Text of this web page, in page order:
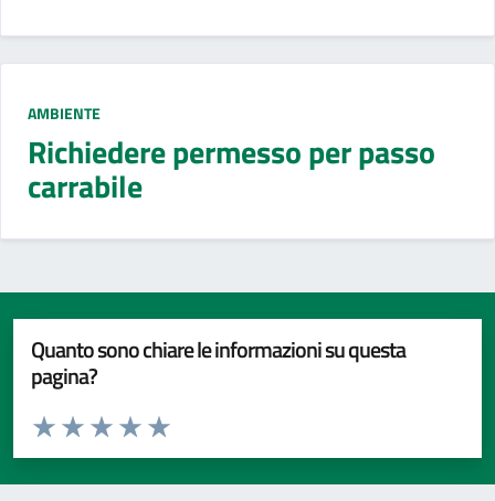
AMBIENTE
Richiedere permesso per passo
carrabile
Quanto sono chiare le informazioni su questa
pagina?
Valuta da 1 a 5 stelle la pagina
Valuta 5 stelle su 5
Valuta 4 stelle su 5
Valuta 3 stelle su 5
Valuta 2 stelle su 5
Valuta 1 stelle su 5